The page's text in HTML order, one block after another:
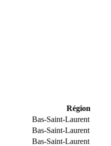
Région
Bas-Saint-Laurent
Bas-Saint-Laurent
Bas-Saint-Laurent